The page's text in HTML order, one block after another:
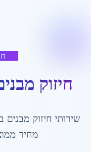
חיזוק
שירותי חיזוק מבנים
מחיר